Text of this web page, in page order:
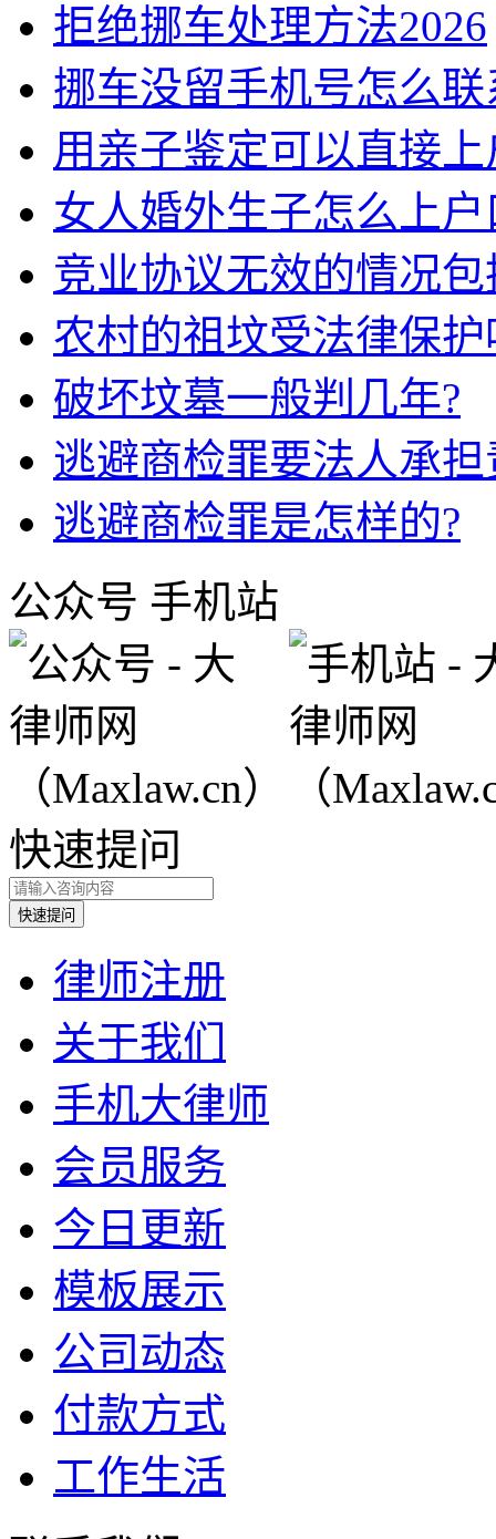
拒绝挪车处理方法2026
挪车没留手机号怎么
用亲子鉴定可以直接
女人婚外生子怎么上户
竞业协议无效的情况包
农村的祖坟受法律保护
破坏坟墓一般判几年?
逃避商检罪要法人承担
逃避商检罪是怎样的?
公众号 手机站
快速提问
律师注册
关于我们
手机大律师
会员服务
今日更新
模板展示
公司动态
付款方式
工作生活